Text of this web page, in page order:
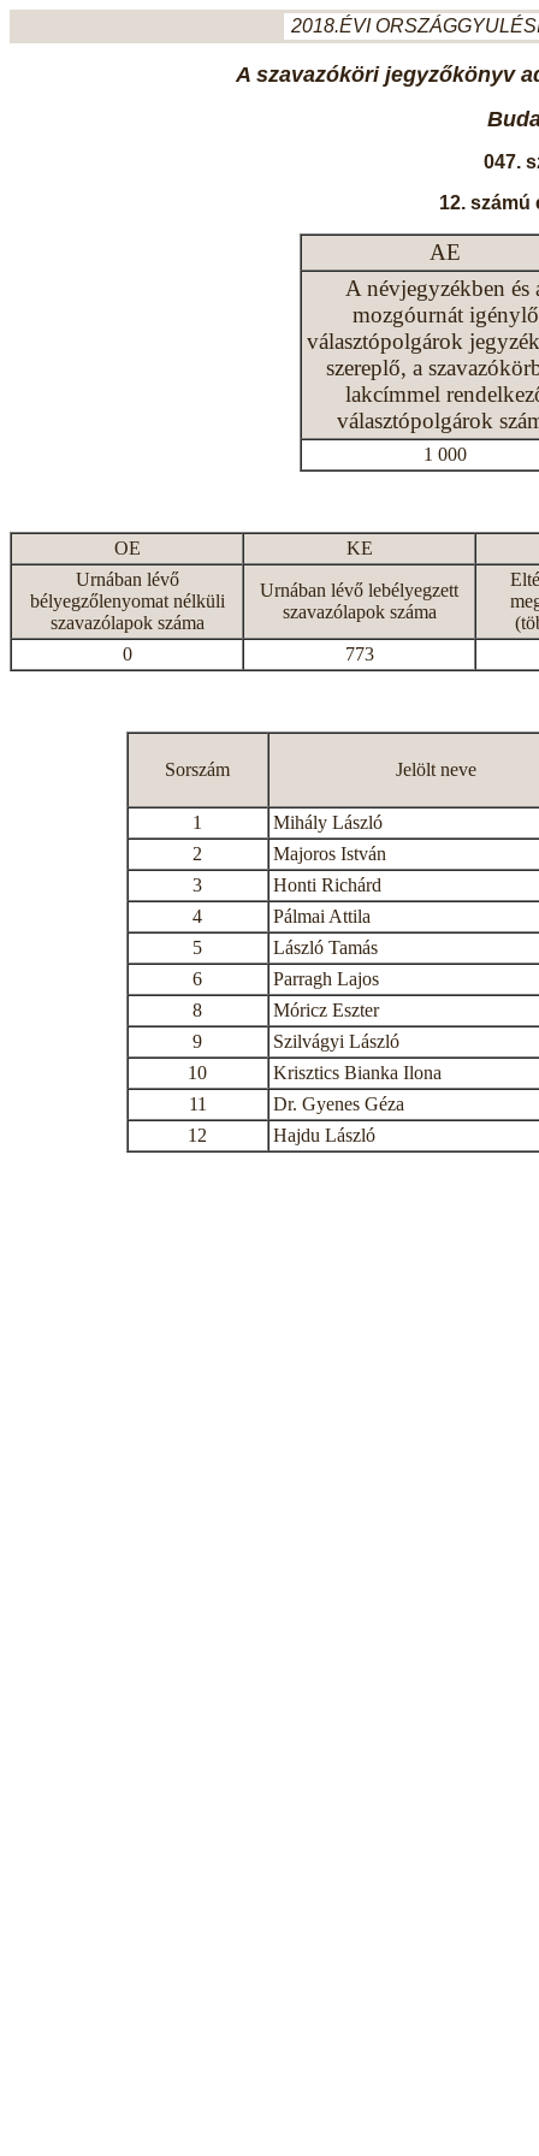
2018.ÉVI
A szavazóköri jegyzőkönyv
047.
12.
AE
A névjegyzékben és
mozgóurnát igénylő
választópolgárok
szereplő, a
lakcímmel
választópolgárok
1 000
OE
KE
Urnában lévő
bélyegzőlenyomat nélküli
szavazólapok száma
Urnában lévő lebélyegzett
szavazólapok száma
0
773
Sorszám Jelölt neve
1
Mihály László
2
Majoros István
3
Honti Richárd
4
Pálmai Attila
5
László Tamás
6
Parragh Lajos
8
Móricz Eszter
9
Szilvágyi László
10
Krisztics Bianka Ilona
11
Dr. Gyenes Géza
12
Hajdu László